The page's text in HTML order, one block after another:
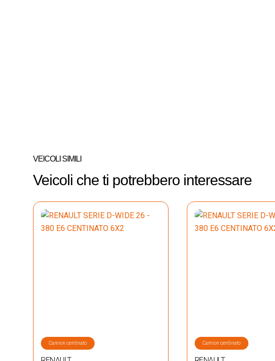
VEICOLI SIMILI
Veicoli che ti potrebbero interessare
Camion centinato Camion centinato